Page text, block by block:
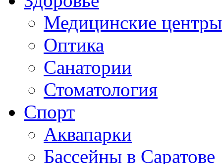
Медицинские центры
Оптика
Санатории
Стоматология
Спорт
Аквапарки
Бассейны в Саратове